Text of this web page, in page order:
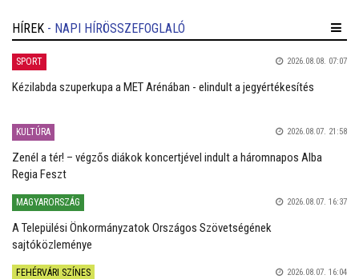
HÍREK - NAPI HÍRÖSSZEFOGLALÓ
SPORT 2026.08.08. 07:07
Kézilabda szuperkupa a MET Arénában - elindult a jegyértékesítés
KULTÚRA 2026.08.07. 21:58
Zenél a tér! – végzős diákok koncertjével indult a háromnapos Alba
Regia Feszt
MAGYARORSZÁG 2026.08.07. 16:37
A Települési Önkormányzatok Országos Szövetségének
sajtóközleménye
FEHÉRVÁRI SZÍNES 2026.08.07. 16:04